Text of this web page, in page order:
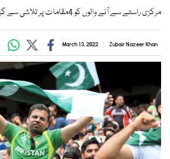
مرکزی راستے سے آنے والوں کو 4مقامات پر تلاشی سے گزرنا پڑا
Zubair Nazeer Khan
March 13, 2022